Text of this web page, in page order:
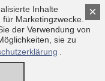
×
Inhalte
Marketingzwecke.
der Verwendung von
sie zu